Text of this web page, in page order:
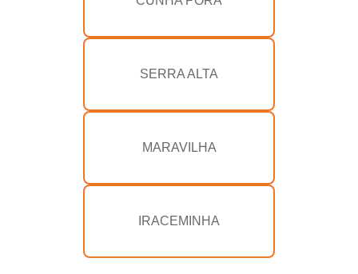
SERRA ALTA
MARAVILHA
IRACEMINHA